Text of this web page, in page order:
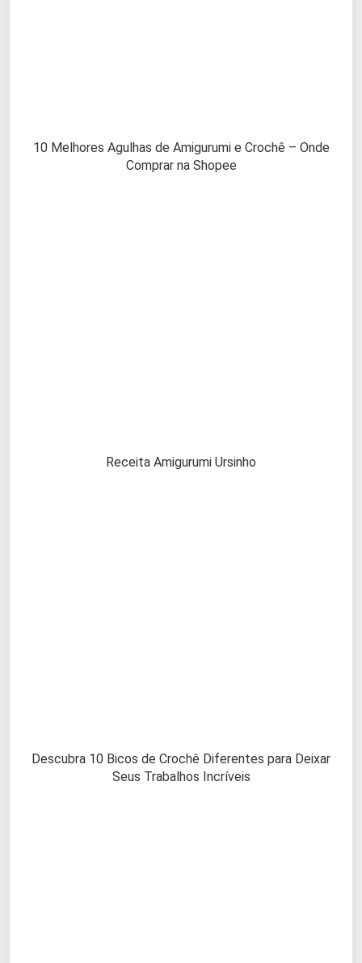
10 Melhores Agulhas de Amigurumi e Crochê – Onde
Comprar na Shopee
Receita Amigurumi Ursinho
Descubra 10 Bicos de Crochê Diferentes para Deixar
Seus Trabalhos Incríveis